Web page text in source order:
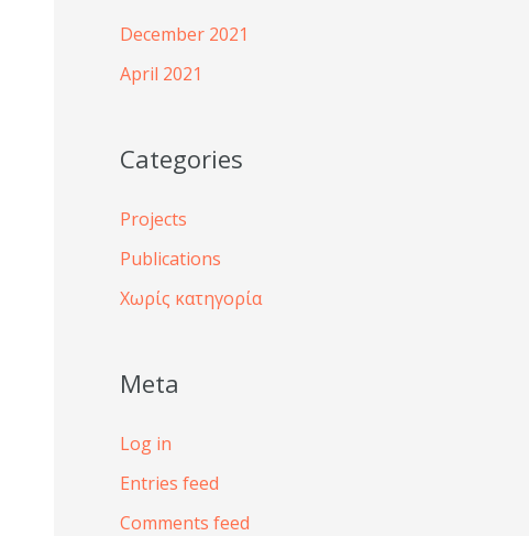
December 2021
April 2021
Categories
Projects
Publications
Χωρίς κατηγορία
Meta
Log in
Entries feed
Comments feed